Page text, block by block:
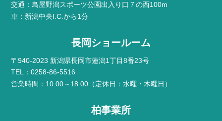
交通：鳥屋野潟スポーツ公園出入り口７の西100m
車：新潟中央I.C.から1分
長岡ショールーム
〒940-2023 新潟県長岡市蓮潟1丁目8番23号
TEL：0258-86-5516
営業時間：10:00～18:00（定休日：水曜・木曜日）
柏事業所